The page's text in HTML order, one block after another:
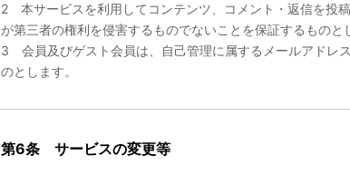
2 本サービスを利用してコンテンツ、コメント・返信を投
が第三者の権利を侵害するものでないことを保証するものと
3 会員及びゲスト会員は、自己管理に属するメールアドレ
のとします。
第6条 サービスの変更等